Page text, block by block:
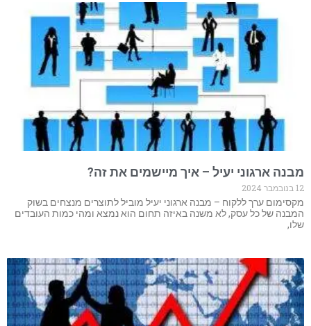
מבנה ארגוני יעיל – איך מיישמים את זה?
12 בנובמבר 2024
מקסימום ערך ללקוח – מבנה ארגוני יעיל מוביל לתוצרים מנצחים בשוק
המבנה של כל עסק, לא משנה באיזה תחום הוא נמצא ומהי כמות העובדים
שלו,